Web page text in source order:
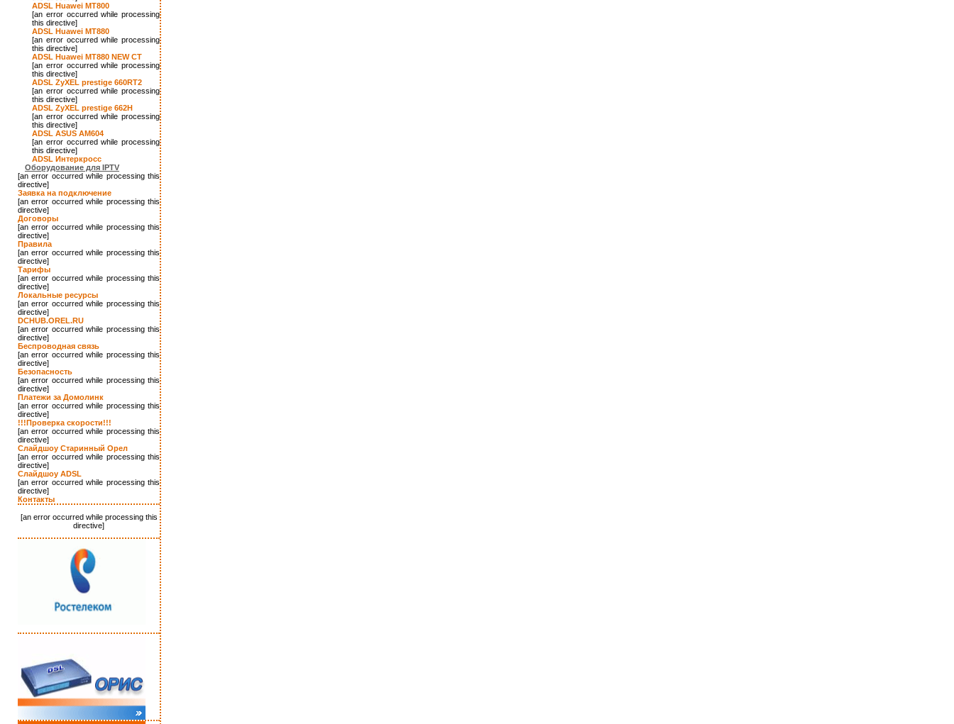
ADSL Huawei MT800
[an error occurred while processing
this directive]
ADSL Huawei MT880
[an error occurred while processing
this directive]
ADSL Huawei MT880 NEW CT
[an error occurred while processing
this directive]
ADSL ZyXEL prestige 660RT2
[an error occurred while processing
this directive]
ADSL ZyXEL prestige 662H
[an error occurred while processing
this directive]
ADSL ASUS AM604
[an error occurred while processing
this directive]
ADSL Интеркросс
Оборудование для IPTV
[an error occurred while processing this
directive]
Заявка на подключение
[an error occurred while processing this
directive]
Договоры
[an error occurred while processing this
directive]
Правила
[an error occurred while processing this
directive]
Тарифы
[an error occurred while processing this
directive]
Локальные ресурсы
[an error occurred while processing this
directive]
DCHUB.OREL.RU
[an error occurred while processing this
directive]
Беспроводная связь
[an error occurred while processing this
directive]
Безопасность
[an error occurred while processing this
directive]
Платежи за Домолинк
[an error occurred while processing this
directive]
!!!Проверка скорости!!!
[an error occurred while processing this
directive]
Слайдшоу Старинный Орел
[an error occurred while processing this
directive]
Слайдшоу ADSL
[an error occurred while processing this
directive]
Контакты
[an error occurred while processing this
directive]